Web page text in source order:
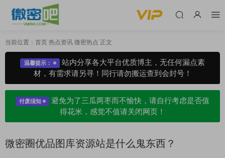
当前位置： 首页 热点资讯 微密热点 正文
温馨提示：
站内分享各大平台优质博主，无任何漏点素
材，有需求请另寻！同行请勿搬运查到会封号！
付废须知
避免为了三瓜两枣而不愉快，请自行考虑是否值
得花米，感觉不值请关闭网页！
微密圈优品图库资源站是什么鬼东西？